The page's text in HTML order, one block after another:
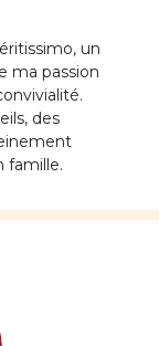
un
ma passion
des
famille.